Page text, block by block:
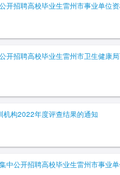
开招聘高校毕业生雷州市事业单位
开招聘高校毕业生雷州市卫生健康
机构2022年度评查结果的通知
中公开招聘高校毕业生雷州市事业